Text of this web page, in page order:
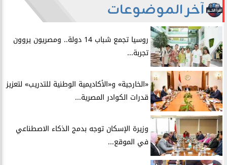
آخر الموضوعات
روسيا تجمع شباب 14 دولة.. ومصريون يروون
تجربة...
​«الخارجية» و«الأكاديمية الوطنية للتدريب» لتعزيز
قدرات الكوادر المصرية...
​وزيرة الإسكان توجه بدمج الذكاء الاصطناعي
في الموقع...